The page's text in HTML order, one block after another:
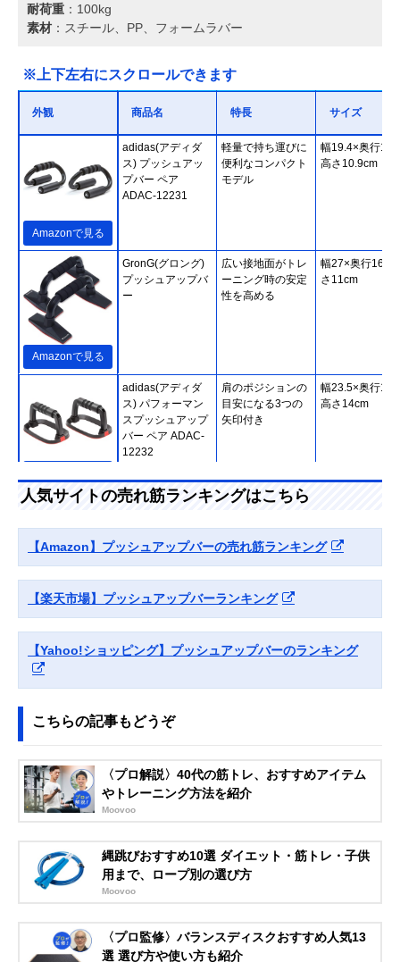
耐荷重 ：100kg
素材 ：スチール、PP、フォームラバー
※上下左右にスクロールできます
外観 商品名 特長 サイズ
Amazonで見る
adidas(アディダ
ス) プッシュアッ
プバー ペア
ADAC-12231
軽量で持ち運びに
便利なコンパクト
モデル
幅19.4×奥行
高さ10.9cm
Amazonで見る
GronG(グロング)
プッシュアップバ
ー
広い接地面がトレ
ーニング時の安定
性を高める
幅27×奥行16×高
さ11cm
adidas(アディダ
ス) パフォーマン
スプッシュアップ
バー ペア ADAC-
12232
肩のポジションの
目安になる3つの
矢印付き
幅23.5×奥行
高さ14cm
Amazonで見る
ハービンジャー
21314
手首の負担を軽減
ス) プレミアムプ
ッシュアップバー
ードな筋トレにぴ
ったり
さ14cm
ッシュアップバー
3B-3043
きる
エレコム
ためるプッシュア
ップバー Hiタイプ
HCF-PUFHGY
構造
時）、約幅3.6×
行33.5×高さ
部) プッシュアッ
プバー KW-742
用
人気サイトの売れ筋ランキングはこちら
【Amazon】プッシュアップバーの売れ筋ランキング
【楽天市場】プッシュアップバーランキング
【Yahoo!ショッピング】プッシュアップバーのランキング
こちらの記事もどうぞ
〈プロ解説〉40代の筋トレ、おすすめアイテム
やトレーニング方法を紹介
Moovoo
縄跳びおすすめ10選 ダイエット・筋トレ・子供
用まで、ロープ別の選び方
Moovoo
〈プロ監修〉バランスディスクおすすめ人気13
選 選び方や使い方も紹介